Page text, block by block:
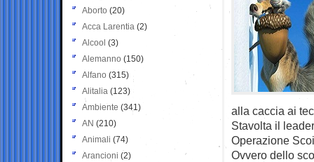
alla caccia ai
Stavolta il
Operazione
Ovvero dello
Aborto (20)
Acca Larentia (2)
Alcool (3)
Alemanno (150)
Alfano (315)
Alitalia (123)
Ambiente (341)
AN (210)
Animali (74)
Arancioni (2)